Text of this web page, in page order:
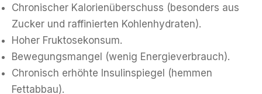
Chronischer Kalorienüberschuss (besonders aus
Zucker und raffinierten Kohlenhydraten).
Hoher Fruktosekonsum.
Bewegungsmangel (wenig Energieverbrauch).
Chronisch erhöhte Insulinspiegel (hemmen
Fettabbau).